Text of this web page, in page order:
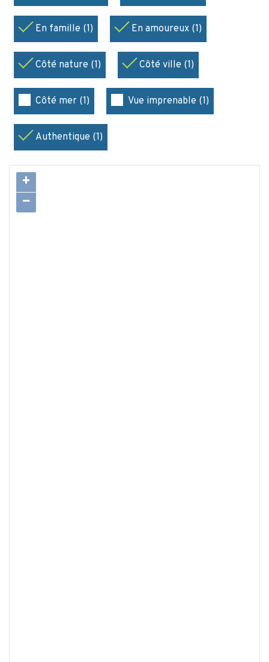
En famille (1) En amoureux (1)
Côté nature (1) Côté ville (1)
Côté mer (1) Vue imprenable (1)
Authentique (1)
+
−